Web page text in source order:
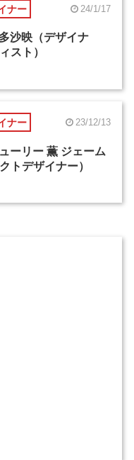
ナー 24/1/17
沙映（デザイナ
スト）
ナー 23/12/13
ーリー 薫 ジェーム
トデザイナー）